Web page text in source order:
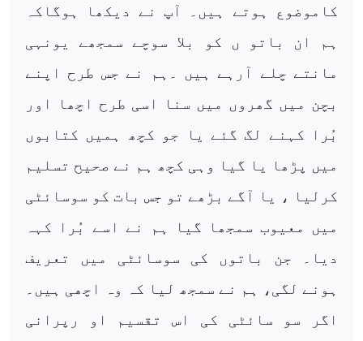
کاموضوع ہوتے ہیں۔ آپ نے دیکھا ہوگاکہ
ہم ان باتو ں کو بلا سوچے سمجھے یونہی
مانتے چلے آرہے ہیں ۔ہم نے جس طرح اپنے
بچن میں گھروں میں سنا اسی طرح اچھا اور
بُرا کہنے لگ گئے یا جو کچھ ہمیں کتابوں
میں پڑھا یا گیا وہی کچھ ہم نے صحیح تسلیم
کرلیا ، یا آگے بڑھے تو جس بات کو سوسائٹی
میں معیوب سمجھا گیا ہم نے اسے بُرا کہہ
دیا۔ جن باتوں کی سوسائٹی میں تعریف
ہونے لگی، ہم نے سمجھ لیا کہ وہ اچھی ہیں۔
اگر سو سائٹی کی اس تقسیم او رپرانی